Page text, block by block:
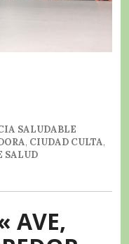
SALUDABLE
, CIUDAD CULTA,
SALUD
AVE,